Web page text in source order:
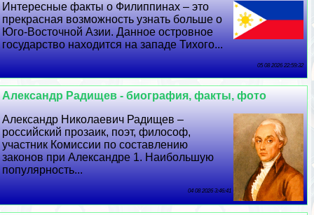
Интересные факты о Филиппинах – это
прекрасная возможность узнать больше о
Юго-Восточной Азии. Данное островное
государство находится на западе Тихого...
05 08 2026 22:59:32
Александр Радищев - биография, факты, фото
Александр Николаевич Радищев –
российский прозаик, поэт, философ,
участник Комиссии по составлению
законов при Александре 1. Наибольшую
популярность...
04 08 2026 3:46:41